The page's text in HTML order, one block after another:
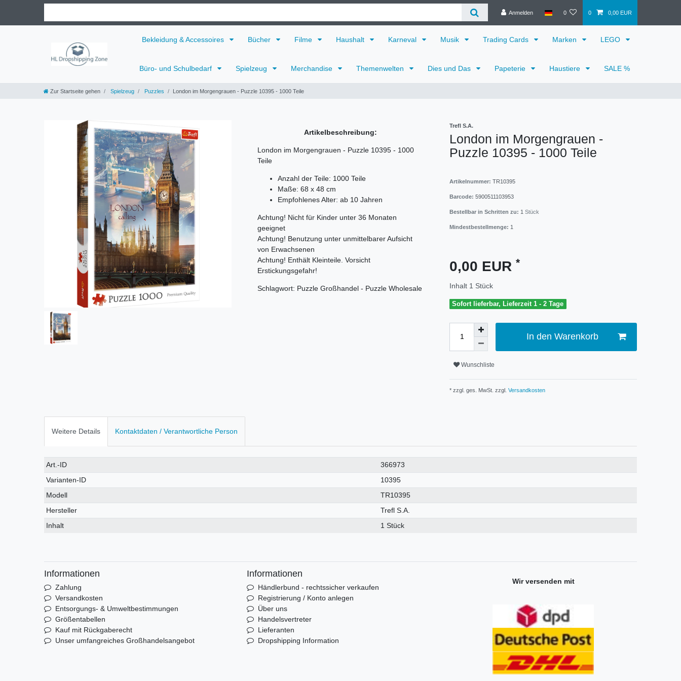
Anmelden 0 0 0,00 EUR
Bekleidung & Accessoires Bücher Filme Haushalt Karneval Musik Trading Cards Marken LEGO
Büro- und Schulbedarf Spielzeug Merchandise Themenwelten Dies und Das Papeterie Haustiere SALE %
Zur Startseite gehen Spielzeug Puzzles London im Morgengrauen - Puzzle 10395 - 1000 Teile
Artikelbeschreibung:
London im Morgengrauen - Puzzle 10395 - 1000
Teile
Anzahl der Teile: 1000 Teile
Maße: 68 x 48 cm
Empfohlenes Alter: ab 10 Jahren
Achtung! Nicht für Kinder unter 36 Monaten
geeignet
Achtung! Benutzung unter unmittelbarer Aufsicht
von Erwachsenen
Achtung! Enthält Kleinteile. Vorsicht
Erstickungsgefahr!
Schlagwort: Puzzle Großhandel - Puzzle Wholesale
Trefl S.A.
London im Morgengrauen -
Puzzle 10395 - 1000 Teile
Artikelnummer: TR10395
Barcode: 5900511103953
Bestellbar in Schritten zu: 1 Stück
Mindestbestellmenge: 1
0,00 EUR *
Inhalt 1 Stück
Sofort lieferbar, Lieferzeit 1 - 2 Tage
In den Warenkorb
Wunschliste
* zzgl. ges. MwSt. zzgl. Versandkosten
Weitere Details Kontaktdaten / Verantwortliche Person
Technisches
Merkmal
Wert
Art.-ID
366973
Varianten-ID
10395
Modell
TR10395
Hersteller
Trefl S.A.
Inhalt
1 Stück
Informationen
Zahlung
Versandkosten
Entsorgungs- & Umweltbestimmungen
Größentabellen
Kauf mit Rückgaberecht
Unser umfangreiches Großhandelsangebot
Informationen
Händlerbund - rechtssicher verkaufen
Registrierung / Konto anlegen
Über uns
Handelsvertreter
Lieferanten
Dropshipping Information
Wir versenden mit